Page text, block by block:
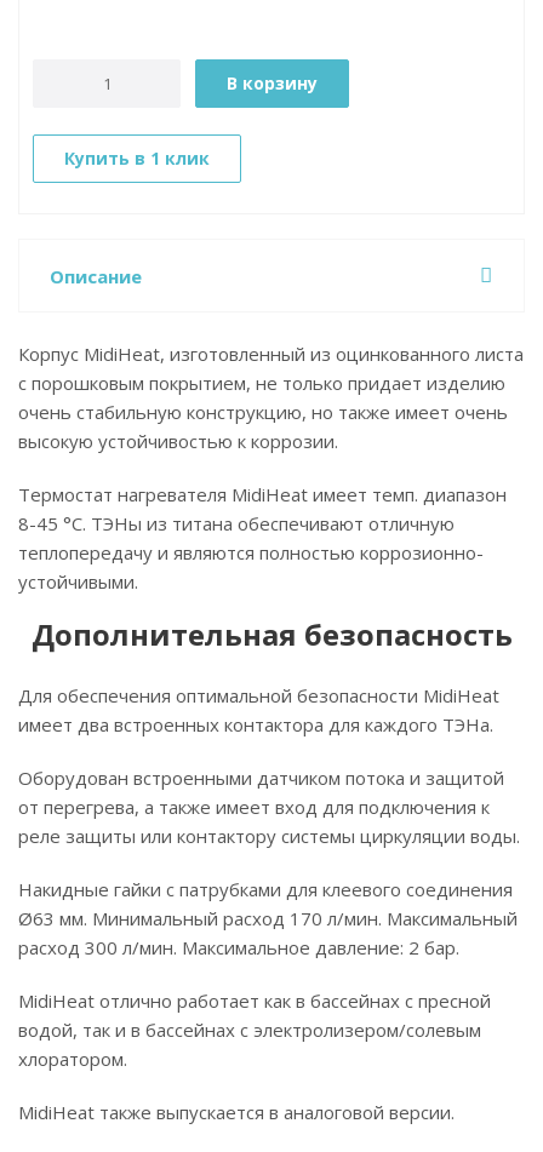
В корзину
Купить в 1 клик
Описание
Корпус MidiHeat, изготовленный из оцинкованного листа
с порошковым покрытием, не только придает изделию
очень стабильную конструкцию, но также имеет очень
высокую устойчивостью к коррозии.
Термостат нагревателя MidiHeat имеет темп. диапазон
8-45 °C. ТЭНы из титана обеспечивают отличную
теплопередачу и являются полностью коррозионно-
устойчивыми.
Дополнительная безопасность
Для обеспечения оптимальной безопасности MidiHeat
имеет два встроенных контактора для каждого ТЭНа.
Оборудован встроенными датчиком потока и защитой
от перегрева, а также имеет вход для подключения к
реле защиты или контактору системы циркуляции воды.
Накидные гайки с патрубками для клеевого соединения
Ø63 мм. Минимальный расход 170 л/мин. Максимальный
расход 300 л/мин. Максимальное давление: 2 бар.
MidiHeat отлично работает как в бассейнах с пресной
водой, так и в бассейнах с электролизером/солевым
хлоратором.
MidiHeat также выпускается в аналоговой версии.